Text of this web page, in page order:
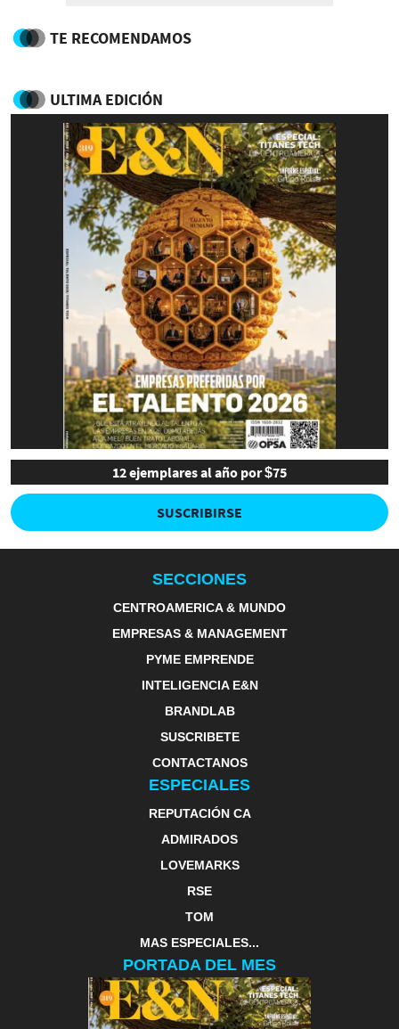
TE RECOMENDAMOS
ULTIMA EDICIÓN
12 ejemplares al año por $75
SUSCRIBIRSE
SECCIONES
CENTROAMERICA & MUNDO
EMPRESAS & MANAGEMENT
PYME EMPRENDE
INTELIGENCIA E&N
BRANDLAB
SUSCRIBETE
CONTACTANOS
ESPECIALES
REPUTACIÓN CA
ADMIRADOS
LOVEMARKS
RSE
TOM
MAS ESPECIALES...
PORTADA DEL MES